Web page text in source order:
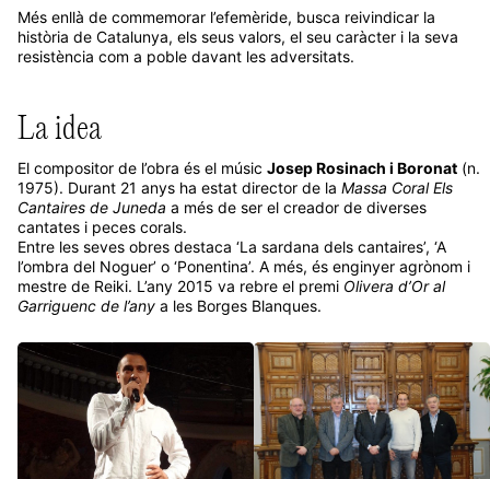
Més enllà de commemorar l’efemèride, busca reivindicar la
història de Catalunya, els seus valors, el seu caràcter i la seva
resistència com a poble davant les adversitats.
La idea
El compositor de l’obra és el músic Josep Rosinach i Boronat (n.
1975). Durant 21 anys ha estat director de la Massa Coral Els
Cantaires de Juneda a més de ser el creador de diverses
cantates i peces corals.
Entre les seves obres destaca ‘La sardana dels cantaires’, ‘A
l’ombra del Noguer’ o ‘Ponentina’. A més, és enginyer agrònom i
mestre de Reiki. L’any 2015 va rebre el premi Olivera d’Or al
Garriguenc de l’any a les Borges Blanques.